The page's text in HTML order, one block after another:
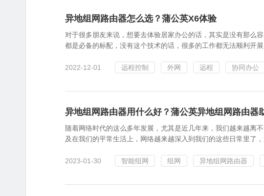
异地组网路由器怎么选？蒲公英X6体验
对于很多朋友来说，想要去体验居家办公的话，其实是没有那么
都是必备的标配，没有这个技术的话，很多的工作都无法顺利开
2022-12-01 远程控制 外网 远程 协同办公
异地组网路由器用什么好？蒲公英异地组网路由器
随着网络时代的这么多年发展，尤其是近几年来，我们越来越离
及在我们的平常生活上，网络越来越深入到我们的这些日常里了
2023-01-30 智能组网 组网 异地组网路由器